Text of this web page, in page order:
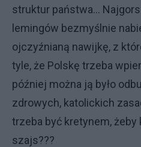
struktur państwa...
lemingów bezmyślnie
ojczyźnianą nawijkę, z
tyle, że Polskę trzeba
później można ją było
zdrowych, katolickich
trzeba być kretynem, żeby
szajs???